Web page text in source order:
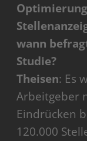
wann
Studie?
Theisen: Es
Arbeitgeber
Eindrücken
120.000